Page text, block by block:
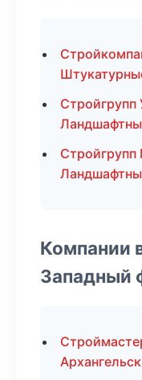
Компании
Западный
Архангельск